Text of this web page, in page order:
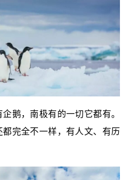
鹅，南极有的一切它都有。
完全不一样，有人文、有历